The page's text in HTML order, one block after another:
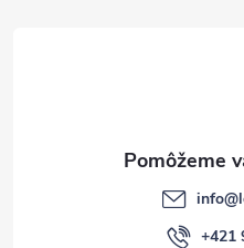
info@
+421